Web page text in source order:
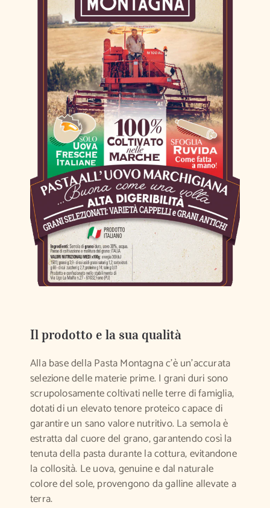
Il prodotto e la sua qualità
Alla base della Pasta Montagna c’è un’accurata
selezione delle materie prime. I grani duri sono
scrupolosamente coltivati nelle terre di famiglia,
dotati di un elevato tenore proteico capace di
garantire un sano valore nutritivo. La semola è
estratta dal cuore del grano, garantendo così la
tenuta della pasta durante la cottura, evitandone
la collosità. Le uova, genuine e dal naturale
colore del sole, provengono da galline allevate a
terra.